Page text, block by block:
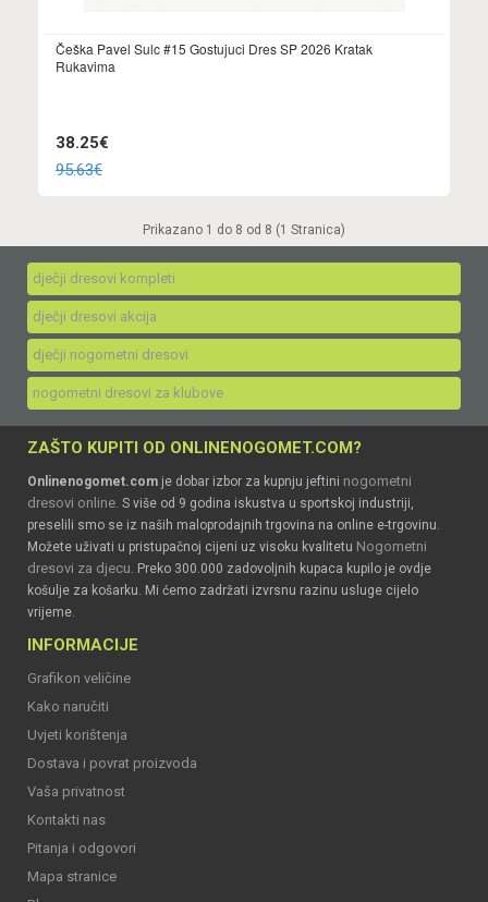
Češka Pavel Sulc #15 Gostujuci Dres SP 2026 Kratak
Rukavima
38.25€
95.63€
Prikazano 1 do 8 od 8 (1 Stranica)
dječji dresovi kompleti
dječji dresovi akcija
dječji nogometni dresovi
nogometni dresovi za klubove
ZAŠTO KUPITI OD ONLINENOGOMET.COM?
Onlinenogomet.com je dobar izbor za kupnju jeftini nogometni
dresovi online . S više od 9 godina iskustva u sportskoj industriji,
preselili smo se iz naših maloprodajnih trgovina na online e-trgovinu.
Možete uživati u pristupačnoj cijeni uz visoku kvalitetu Nogometni
dresovi za djecu . Preko 300.000 zadovoljnih kupaca kupilo je ovdje
košulje za košarku. Mi ćemo zadržati izvrsnu razinu usluge cijelo
vrijeme.
INFORMACIJE
Grafikon veličine
Kako naručiti
Uvjeti korištenja
Dostava i povrat proizvoda
Vaša privatnost
Kontakti nas
Pitanja i odgovori
Mapa stranice